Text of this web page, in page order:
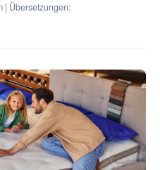
| Übersetzungen: